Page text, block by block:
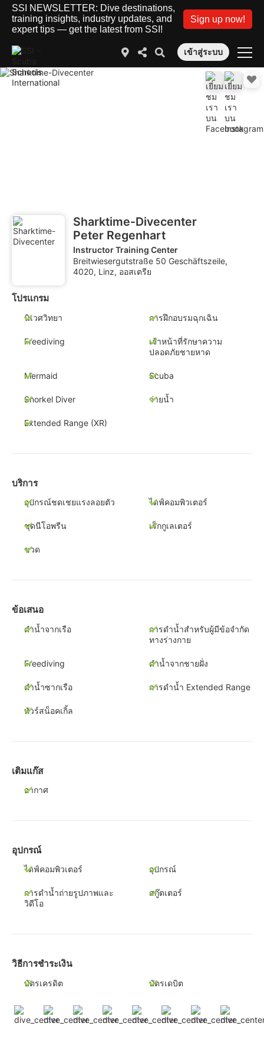
SSI NEWSLETTER: Dive destinations,
training insights, industry updates, and
expert tips — get the latest from SSI!
Sign up now!
เข้าสู่ระบบ
Sharktime-Divecenter
Peter Regenhart
Instructor Training Center
Breitwiesergutstraße 50 Geschäftszeile,
4020, Linz, ออสเตรีย
โปรแกรม
นิเวศวิทยา การฝึกอบรมฉุกเฉิน
Freediving
เจ้าหน้าที่รักษาความ
ปลอดภัยชายหาด
Mermaid Scuba
Snorkel Diver ว่ายน้ำ
Extended Range (XR)
บริการ
อุปกรณ์ชดเชยแรงลอยตัว ไดฟ์คอมพิวเตอร์
ชุดนีโอพรีน เร็กกูเลเตอร์
ขวด
ข้อเสนอ
ดำน้ำจากเรือ
การดำน้ำสำหรับผู้มีข้อจำกัด
ทางร่างกาย
Freediving ดำน้ำจากชายฝั่ง
ดำน้ำซากเรือ การดำน้ำ Extended Range
ทัวร์สน็อคเกิ้ล
เติมแก๊ส
อากาศ
อุปกรณ์
ไดฟ์คอมพิวเตอร์ อุปกรณ์
การดำน้ำถ่ายรูปภาพและ
วิดีโอ
สกู๊ตเตอร์
วิธีการชำระเงิน
บัตรเครดิต บัตรเดบิต